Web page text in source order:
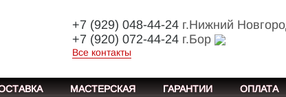
+7 (929) 048-44-24г.Нижний
+7 (920) 072-44-24г.Бор
Все контакты
МАСТЕРСКАЯ ГАРАНТИИ ОПЛАТА